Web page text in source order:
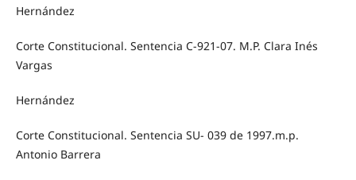
Hernández
Corte Constitucional. Sentencia C-921-07. M.P. Clara Inés
Vargas
Hernández
Corte Constitucional. Sentencia SU- 039 de 1997.m.p.
Antonio Barrera